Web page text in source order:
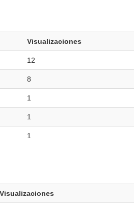
Visualizaciones
12
8
1
1
1
Visualizaciones